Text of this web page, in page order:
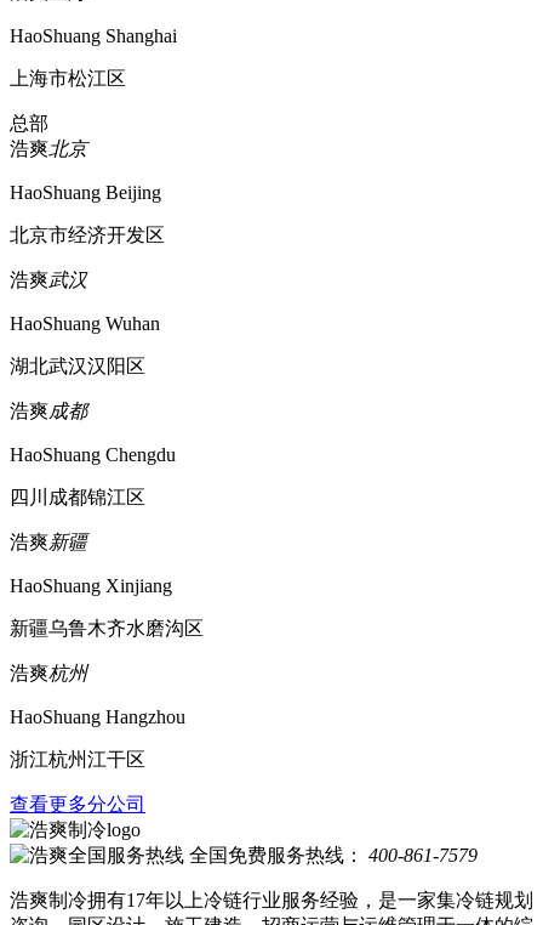
HaoShuang Shanghai
上海市松江区
总部
浩爽北京
HaoShuang Beijing
北京市经济开发区
浩爽武汉
HaoShuang Wuhan
湖北武汉汉阳区
浩爽成都
HaoShuang Chengdu
四川成都锦江区
浩爽新疆
HaoShuang Xinjiang
新疆乌鲁木齐水磨沟区
浩爽杭州
HaoShuang Hangzhou
浙江杭州江干区
查看更多分公司
全国免费服务热线： 400-861-7579
浩爽制冷拥有17年以上冷链行业服务经验，是一家集冷链规划